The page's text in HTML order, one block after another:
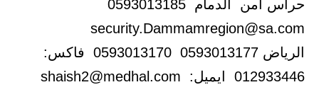
حراس امن الدمام 0593013185
security.Dammamregion@sa.com
الرياض 0593013177 0593013170 فاكس:
012933446 ايميل: shaish2@medhal.com